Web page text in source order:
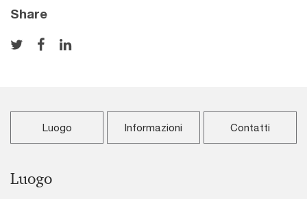
Share
Luogo Informazioni Contatti
Luogo